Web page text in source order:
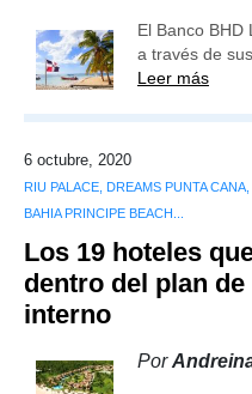
El Banco
a través de
Leer más
6 octubre, 2020
RIU PALACE, DREAMS PUNTA
BAHIA PRINCIPE BEACH...
Los 19 hoteles
dentro del plan
interno
Por